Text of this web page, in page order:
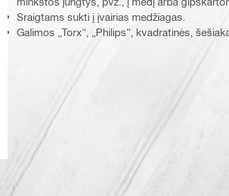
Sraigtams sukti į įvairias medžiagas.
Galimos „Torx“, „Philips“, kvadratinės,